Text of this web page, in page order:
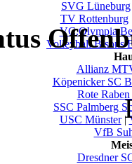
SVG Lüneburg
TV Rottenburg
VC.Olympia
Volleyball Bisons
Allianz
Köpenicker SC
Rote
SSC Palmberg
USC Münster|
VfB
Dresdner